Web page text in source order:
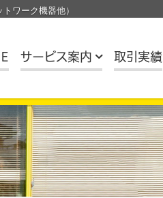
ワーク機器他）
サービス案内
プリンター／複合機
電話･モバイル機器
光回線･ネットワーク機器
取引実績